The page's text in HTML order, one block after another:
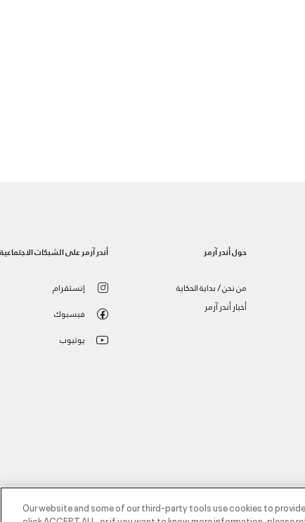
حول أندر آرمر
من نحن / بداية الحكاية
أخبار أندر آرمر
أندر آرمر على الشبكات الاجتماعية
إنستقرام
فيسبوك
يوتيوب
Our website and some of our third-party tools use cookies to